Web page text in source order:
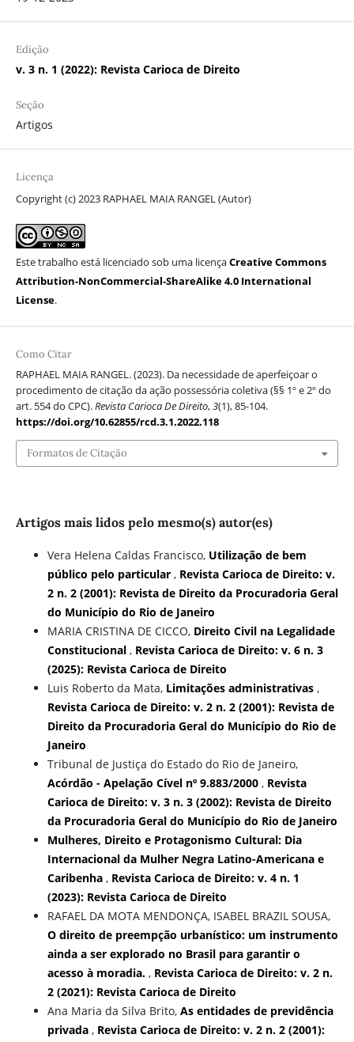
Edição
v. 3 n. 1 (2022): Revista Carioca de Direito
Seção
Artigos
Licença
Copyright (c) 2023 RAPHAEL MAIA RANGEL (Autor)
Este trabalho está licenciado sob uma licençaCreative Commons
Attribution-NonCommercial-ShareAlike 4.0 International
License.
Como Citar
RAPHAEL MAIA RANGEL. (2023). Da necessidade de aperfeiçoar o
procedimento de citação da ação possessória coletiva (§§ 1º e 2º do
art. 554 do CPC).Revista Carioca De Direito,3(1), 85-104.
https://doi.org/10.62855/rcd.3.1.2022.118
Formatos de Citação
Artigos mais lidos pelo mesmo(s) autor(es)
Vera Helena Caldas Francisco, Utilização de bem
público pelo particular , Revista Carioca de Direito: v.
2 n. 2 (2001): Revista de Direito da Procuradoria Geral
do Município do Rio de Janeiro
MARIA CRISTINA DE CICCO, Direito Civil na Legalidade
Constitucional , Revista Carioca de Direito: v. 6 n. 3
(2025): Revista Carioca de Direito
Luis Roberto da Mata, Limitações administrativas ,
Revista Carioca de Direito: v. 2 n. 2 (2001): Revista de
Direito da Procuradoria Geral do Município do Rio de
Janeiro
Tribunal de Justiça do Estado do Rio de Janeiro,
Acórdão - Apelação Cível nº 9.883/2000 , Revista
Carioca de Direito: v. 3 n. 3 (2002): Revista de Direito
da Procuradoria Geral do Município do Rio de Janeiro
Mulheres, Direito e Protagonismo Cultural: Dia
Internacional da Mulher Negra Latino-Americana e
Caribenha , Revista Carioca de Direito: v. 4 n. 1
(2023): Revista Carioca de Direito
RAFAEL DA MOTA MENDONÇA, ISABEL BRAZIL SOUSA,
O direito de preempção urbanístico: um instrumento
ainda a ser explorado no Brasil para garantir o
acesso à moradia. , Revista Carioca de Direito: v. 2 n.
2 (2021): Revista Carioca de Direito
Ana Maria da Silva Brito, As entidades de previdência
privada , Revista Carioca de Direito: v. 2 n. 2 (2001):